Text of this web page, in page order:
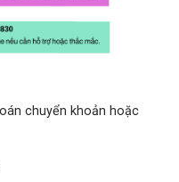
chuyển khoản hoặc